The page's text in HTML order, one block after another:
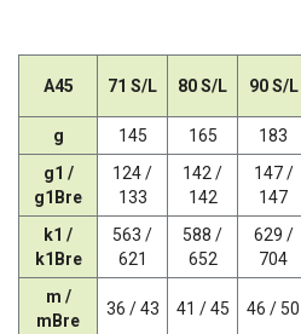
A45 71 S/L 80 S/L 90 S/L
g
145 165 183
g1 /
g1Bre
124 /
133
142 /
142
147 /
147
k1 /
k1Bre
563 /
621
588 /
652
629 /
704
m /
mBre
36 / 43 41 / 45 46 / 50